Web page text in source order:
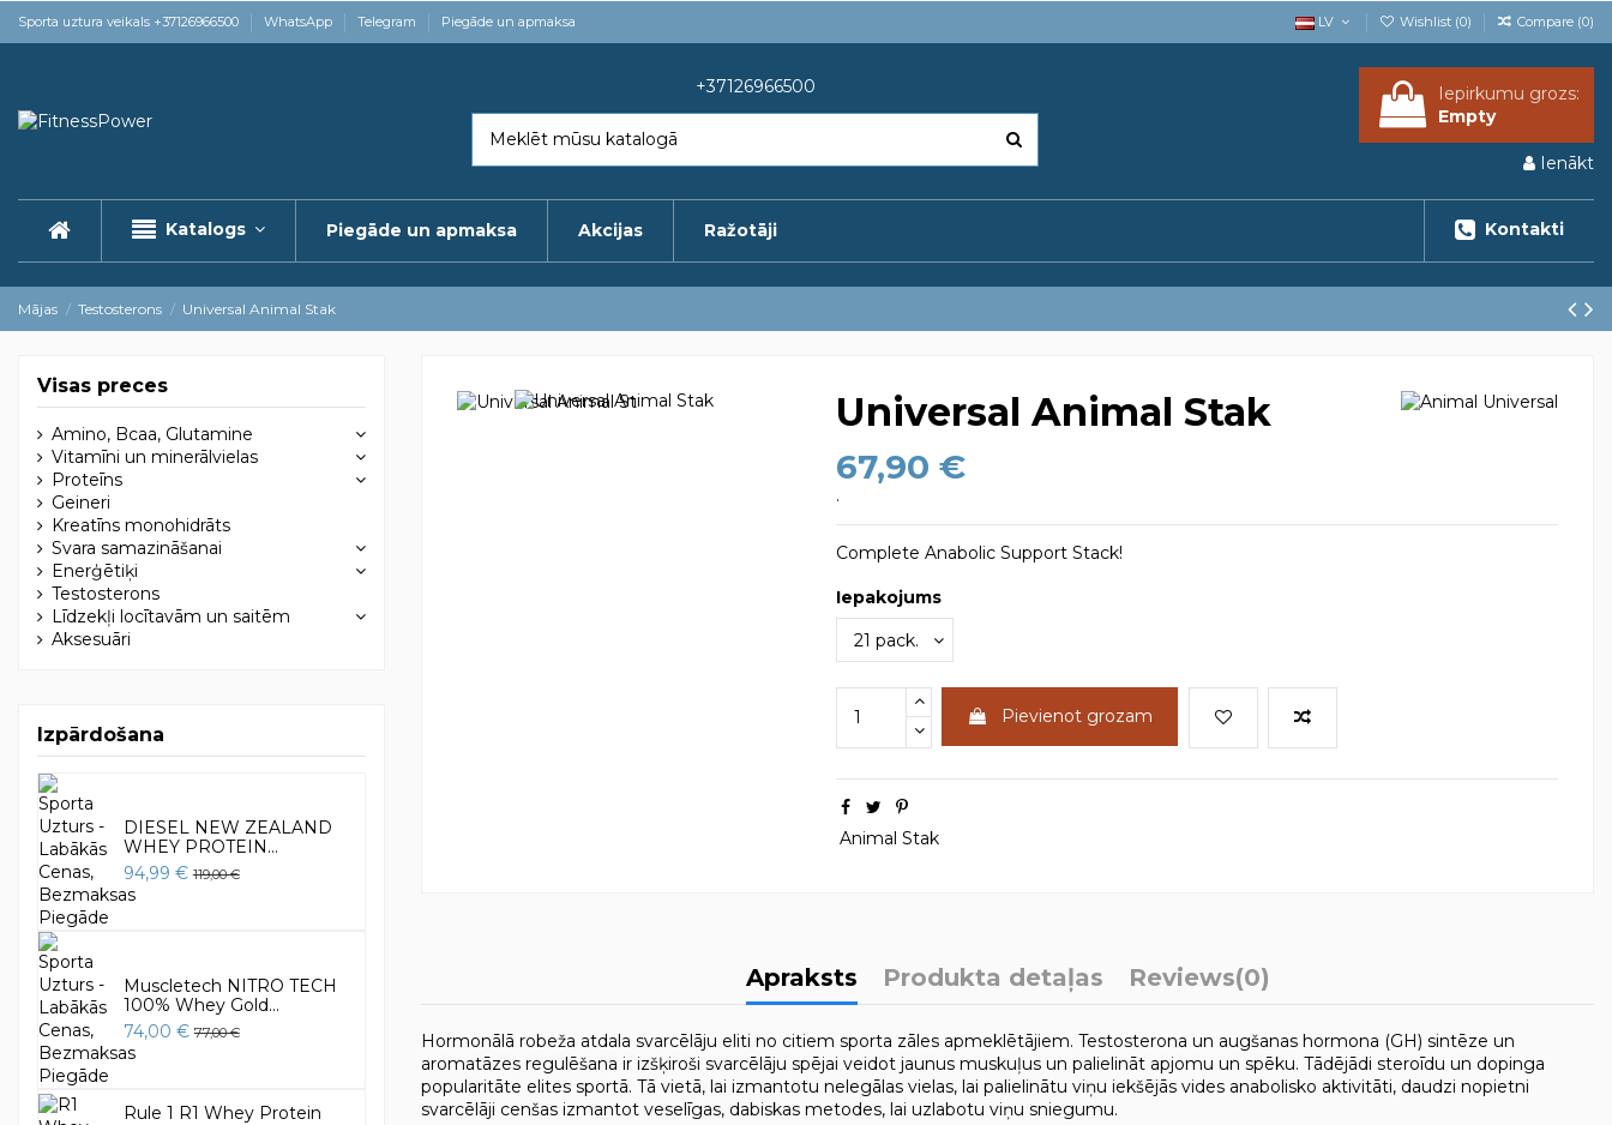
Sporta uztura veikals +37126966500 WhatsApp Telegram Piegāde un apmaksa LV Wishlist (0) Compare (0)
+37126966500
Iepirkumu grozs:
Empty
Ienākt
Katalogs Piegāde un apmaksa Akcijas Kontakti
Ražotāji
Mājas Testosterons Universal Animal Stak
Universal Animal Stak
67,90 €
.
Complete Anabolic Support Stack!
Iepakojums
Pievienot grozam
Animal Stak
Apraksts Produkta detaļas Reviews(0)
Hormonālā robeža atdala svarcēlāju eliti no citiem sporta zāles apmeklētājiem. Testosterona un augšanas hormona (GH) sintēze un
aromatāzes regulēšana ir izšķiroši svarcēlāju spējai veidot jaunus muskuļus un palielināt apjomu un spēku. Tādējādi steroīdu un dopinga
popularitāte elites sportā. Tā vietā, lai izmantotu nelegālas vielas, lai palielinātu viņu iekšējās vides anabolisko aktivitāti, daudzi nopietni
svarcēlāji cenšas izmantot veselīgas, dabiskas metodes, lai uzlabotu viņu sniegumu.
Visas preces
Amino, Bcaa, Glutamine
Vitamīni un minerālvielas
Proteīns
Geineri
Kreatīns monohidrāts
Svara samazināšanai
Enerģētiķi
Testosterons
Līdzekļi locītavām un saitēm
Aksesuāri
Izpārdošana
DIESEL NEW ZEALAND
WHEY PROTEIN...
94,99 € 119,00 €
Muscletech NITRO TECH
100% Whey Gold...
74,00 € 77,00 €
Rule 1 R1 Whey Protein